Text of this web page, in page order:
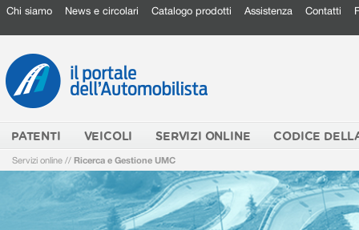
Chi siamo News e circolari Catalogo prodotti Assistenza Contatti
PATENTI VEICOLI SERVIZI ONLINE CODICE
Servizi online // Ricerca e Gestione UMC